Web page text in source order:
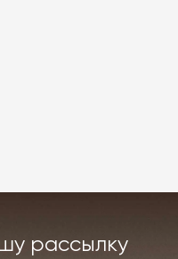
рассылку